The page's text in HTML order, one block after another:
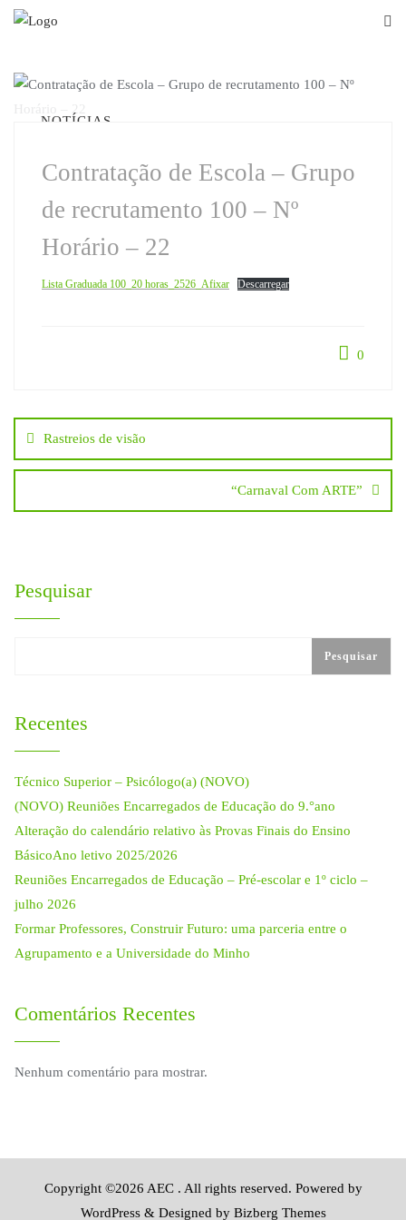
Skip
NOTÍCIAS
Contratação de Escola – Grupo
de recrutamento 100 – Nº
Horário – 22
Lista Graduada 100_20 horas_2526_Afixar Descarregar
0
Navegação
de
artigos
Rastreios de visão
“Carnaval Com ARTE”
Pesquisar
Pesquisar
Recentes
Técnico Superior – Psicólogo(a) (NOVO)
(NOVO) Reuniões Encarregados de Educação do 9.°ano
Alteração do calendário relativo às Provas Finais do Ensino
BásicoAno letivo 2025/2026
Reuniões Encarregados de Educação – Pré-escolar e 1º ciclo –
julho 2026
Formar Professores, Construir Futuro: uma parceria entre o
Agrupamento e a Universidade do Minho
Comentários Recentes
Nenhum comentário para mostrar.
Copyright ©2026 AEC . All rights reserved. Powered by
WordPress & Designed by Bizberg Themes